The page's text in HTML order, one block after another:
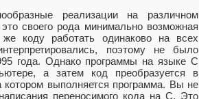
реализации на различном
своего рода минимально возможная
коду работать одинаково на всех
поэтому не было
года. Однако программы на языке C
а затем код преобразуется в
выполняется программа. Вы не
переносимого кода на С. Это